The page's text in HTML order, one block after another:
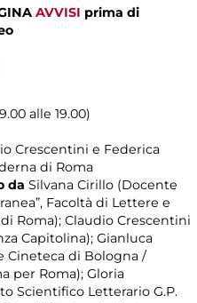
AVVISI prima di
alle 19.00)
Crescentini e Federica
di Roma
da Silvana Cirillo (Docente
Facoltà di Lettere e
Roma); Claudio Crescentini
Capitolina); Gianluca
Cineteca di Bologna /
per Roma); Gloria
Scientifico Letterario G.P.